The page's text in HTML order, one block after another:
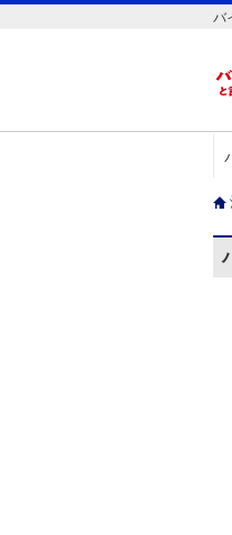
バ